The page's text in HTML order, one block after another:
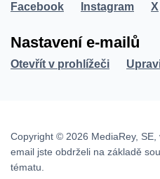
Facebook Instagram X
Nastavení e-mailů
Otevřít v prohlížeči
Copyright © 2026 MediaRey,
email jste obdrželi na základě
tématu.